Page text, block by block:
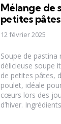
Mélange de
petites pâtes
12 février 2025
Soupe de pastina
délicieuse soupe
de petites pâtes,
poulet, idéale
cœurs lors des
d’hiver.